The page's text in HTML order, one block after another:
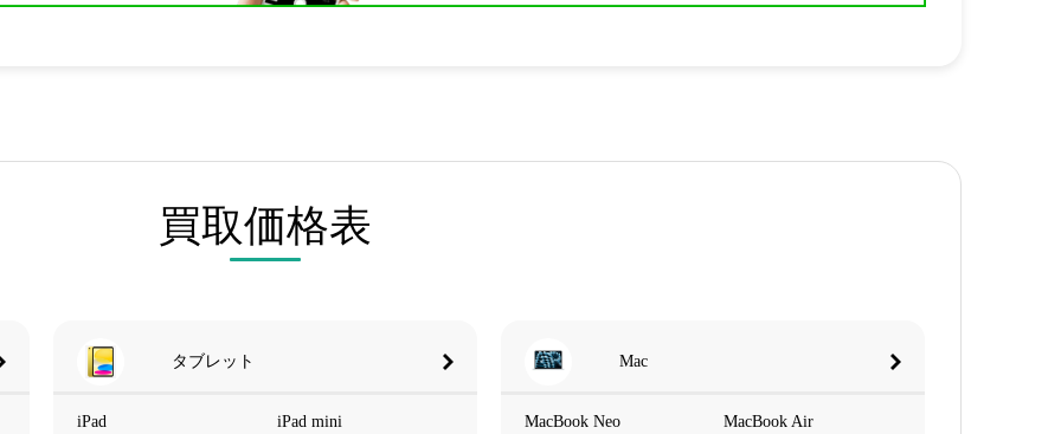
買取価格表
タブレット
iPad iPad mini
Mac
MacBook Neo MacBook Air